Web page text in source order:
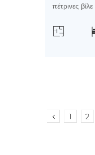
πέτρινες βίλε
1 2